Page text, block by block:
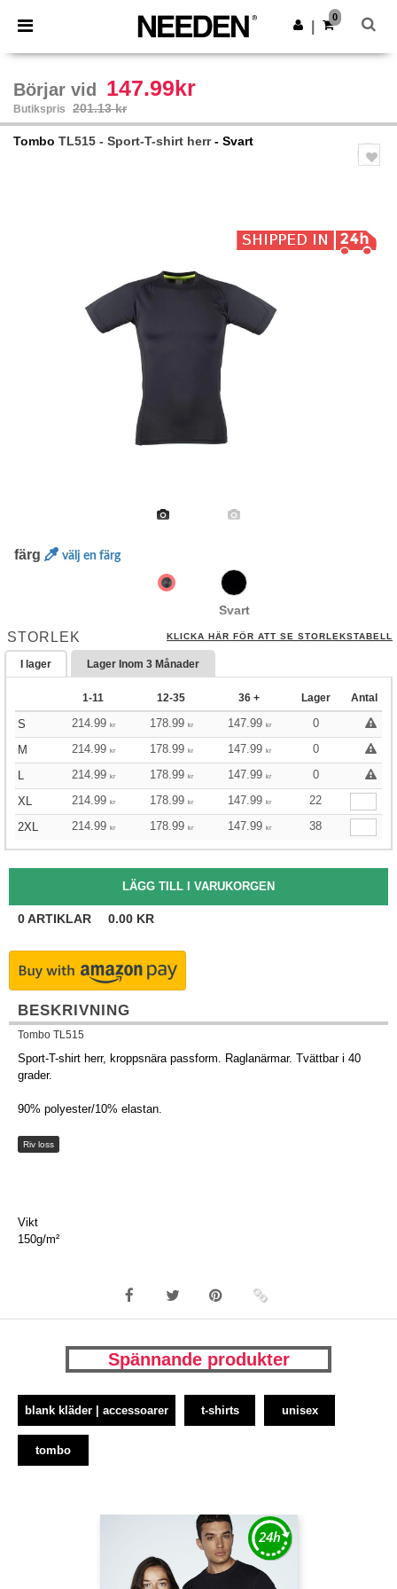
× Needen-app
Bättre priser i appen!
Hämta app
0
Börjar vid 147.99kr
Butikspris 201.13 kr
Tombo TL515 - Sport-T-shirt herr- Svart
färg välj en färg
Svart
STORLEK KLICKA HÄR FÖR ATT SE STORLEKSTABELL
I lager Lager Inom 3 Månader
1-11 12-35 36 + Lager Antal
S 214.99 kr 178.99 kr 147.99 kr
0
M
214.99 kr 178.99 kr 147.99 kr
0
L
214.99 kr 178.99 kr 147.99 kr
0
XL
214.99 kr 178.99 kr 147.99 kr
22
2XL
214.99 kr 178.99 kr 147.99 kr 38
0ARTIKLAR 0.00 KR
BESKRIVNING
Tombo TL515
Sport-T-shirt herr, kroppsnära passform. Raglanärmar. Tvättbar i 40
grader.
90% polyester/10% elastan.
Riv loss
Vikt
150g/m²
Spännande produkter
blank kläder | accessoarer t-shirts unisex
tombo